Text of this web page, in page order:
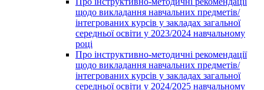
щодо викладання навчальних предметів/
інтегрованих курсів у закладах загальної
середньої освіти у 2023/2024 навчальному
році
Про інструктивно-методичні рекомендації
щодо викладання навчальних предметів/
інтегрованих курсів у закладах загальної
середньої освіти у 2024/2025 навчальному